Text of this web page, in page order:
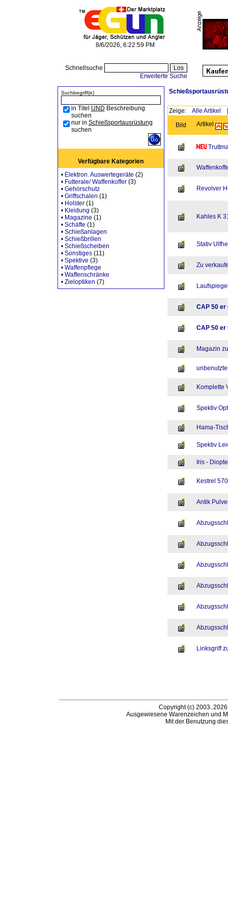
8/6/2026, 6:22:59 PM
Schnellsuche
Erweiterte Suche
Suchbegriff(e)
in Titel UND Beschreibung
suchen
nur in Schießsportausrüstung
suchen
Verfügbare Kategorien
• Elektron. Auswertegeräte (2)
• Futterale/ Waffenkoffer (3)
• Gehörschutz
• Griffschalen (1)
• Holster (1)
• Kleidung (3)
• Magazine (1)
• Schäfte (1)
• Schießanlagen
• Schießbrillen
• Schießscheiben
• Sonstiges (11)
• Spektive (3)
• Waffenpflege
• Waffenschränke
• Zieloptiken (7)
Zeige: Alle Artikel
Bild
Artikel
Revolver
Kahles K
Stativ
Zu
CAP 50
CAP 50 er
Magazin
Komplette
Spektiv
Hama-
Spektiv
Iris -
Kestrel
Antik
Linksgriff
Copyright (c)
Ausgewiesene Warenzeichen und
Mit der Benutzung